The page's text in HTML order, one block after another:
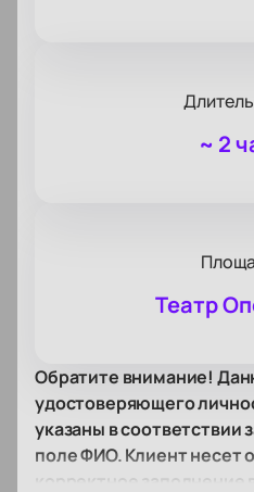
~ 2
Театр
Обратите внимание!
удостоверяющего
указаны в
поле ФИО. Клиент несет
корректное заполнение